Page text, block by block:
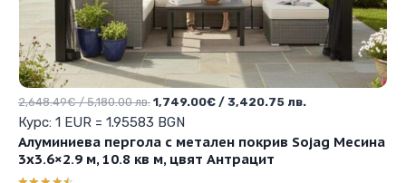
Алуминиева пергола с метален покрив Sojag Месина
3х3.6×2.9 м, 10.8 кв м, цвят Антрацит
2,648.49€/ 5,180.00 лв. Original
price
was:
2,648.49€
1,749.00€ / 3,420.75 лв.
е:
Курс: 1 EUR = 1.95583 BGN